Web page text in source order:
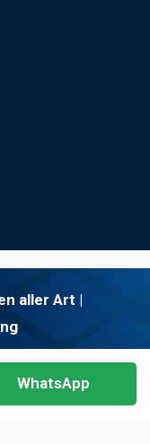
aller Art |
WhatsApp